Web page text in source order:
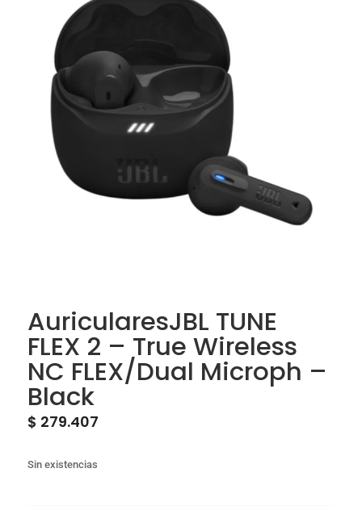
AuricularesJBL TUNE
FLEX 2 – True Wireless
NC FLEX/Dual Microph –
Black
$ 279.407
Sin existencias